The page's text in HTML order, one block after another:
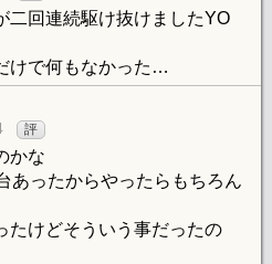
二回連続駆け抜けましたYO
けで何もなかった…
評
かな
あったからやったらもちろん
たけどそういう事だったの